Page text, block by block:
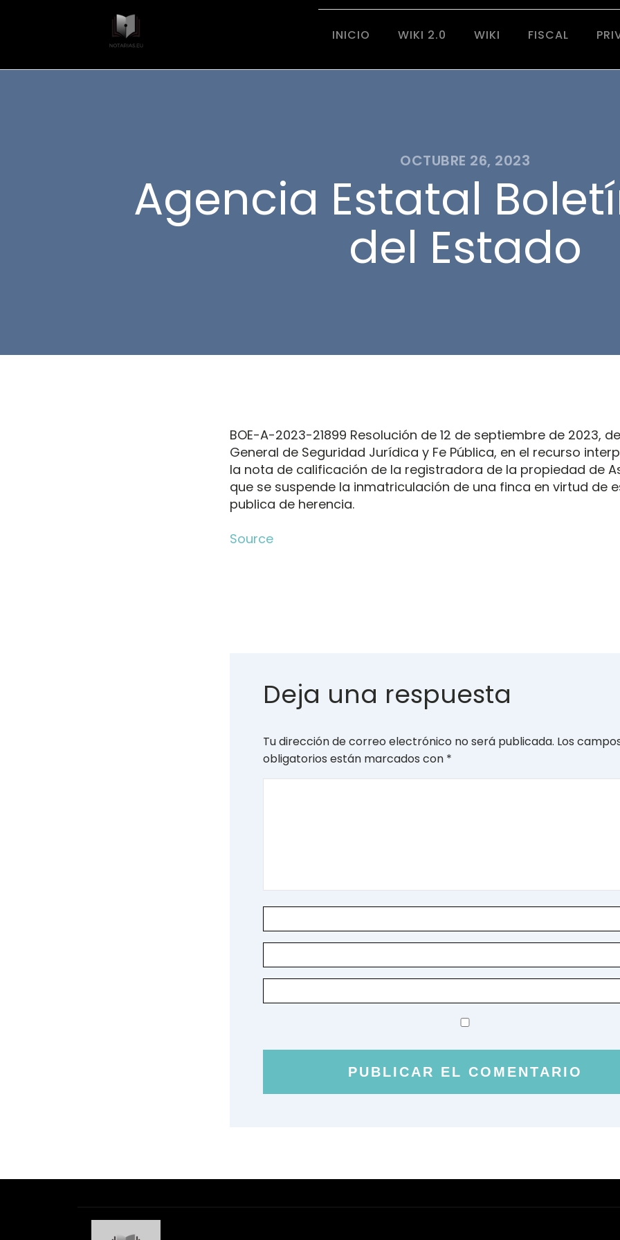
INICIO WIKI 2.0 WIKI FISCAL
OCTUBRE 26, 2023
Agencia Estatal
del Estado
BOE-A-2023-21899 Resolución de 12 de septiembre de 2023,
General de Seguridad Jurídica y Fe Pública, en el recurso
la nota de calificación de la registradora de la propiedad de
que se suspende la inmatriculación de una finca en virtud de
publica de herencia.
Source
Deja una respuesta
Tu dirección de correo electrónico no será publicada. Los
obligatorios están marcados con *